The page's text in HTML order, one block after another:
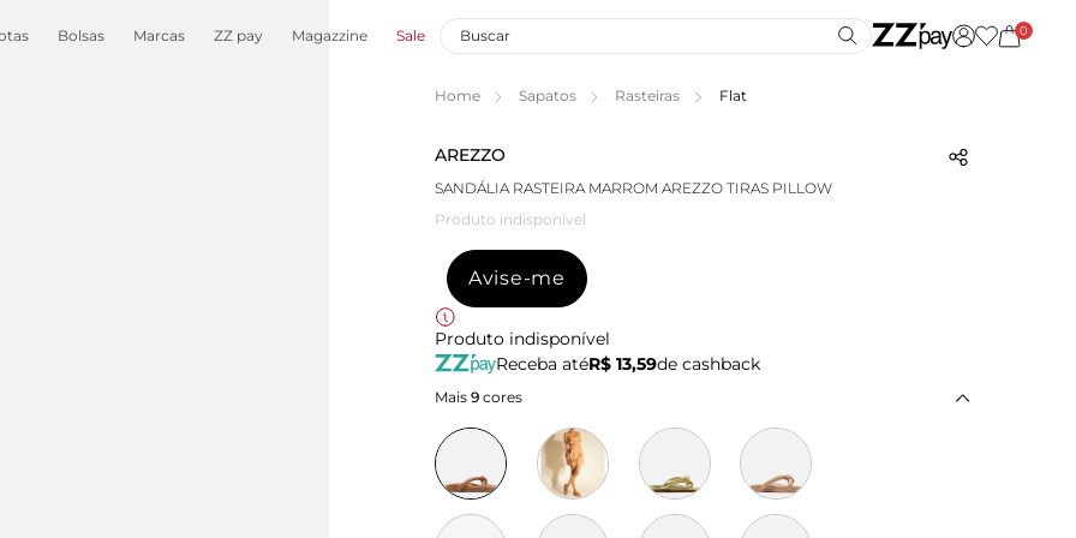
Bolsas Marcas ZZ pay Magazzine Sale 0
Home Sapatos Rasteiras Flat
AREZZO
SANDÁLIA RASTEIRA MARROM AREZZO TIRAS PILLOW
Produto indisponível
Avise-me
Produto indisponível
Receba atéR$ 13,59de cashback
Mais 9 cores